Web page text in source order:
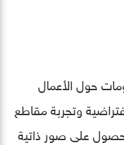
حول الأعمال
وتجربة مقاطع
من الحصول على صور ذاتية